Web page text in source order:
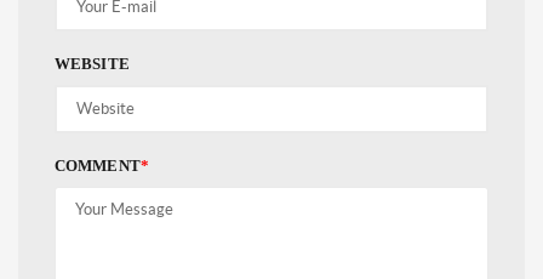
WEBSITE
COMMENT*